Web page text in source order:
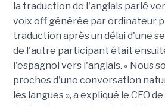
la traduction de l'anglais parlé
voix off générée par ordinateur
traduction après un délai d'une
de l'autre participant était
l'espagnol vers l'anglais. « Nous
proches d'une conversation
les langues », a expliqué le CEO